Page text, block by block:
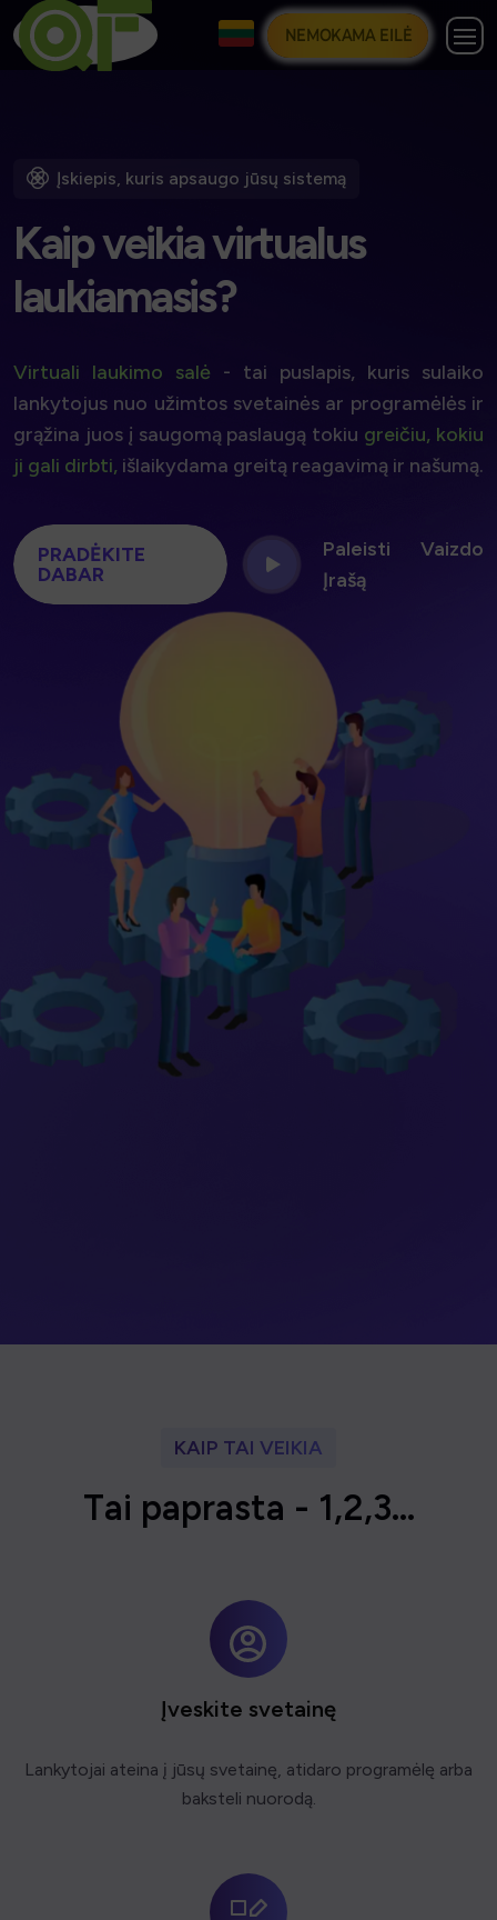
NEMOKAMA EILĖ
Įskiepis, kuris apsaugo jūsų sistemą
Kaipveikiavirtualus
laukiamasis?
Virtuali laukimo salė - tai puslapis, kuris sulaiko
lankytojus nuo užimtos svetainės ar programėlės ir
grąžina juos į saugomą paslaugą tokiu greičiu, kokiu
ji gali dirbti, išlaikydama greitą reagavimą ir našumą.
PRADĖKITE
DABAR
Paleisti Vaizdo
Įrašą
KAIP TAI VEIKIA
Tai paprasta - 1,2,3...
Įveskite svetainę
Lankytojai ateina į jūsų svetainę, atidaro programėlę arba
baksteli nuorodą.